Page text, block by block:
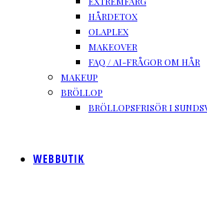
HÅRDETOX
OLAPLEX
MAKEOVER
FAQ / AI-FRÅGOR OM HÅR
MAKEUP
BRÖLLOP
BRÖLLOPSFRISÖR I
WEBBUTIK